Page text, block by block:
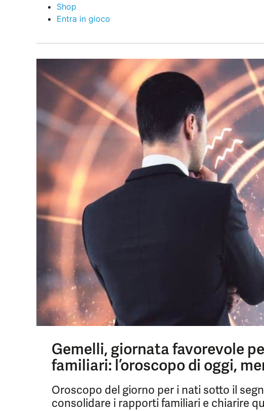
Shop
Entra in gioco
Gemelli, giornata favorevole
familiari: l’oroscopo di oggi,
Oroscopo del giorno per i nati sotto il
consolidare i rapporti familiari e chiarire